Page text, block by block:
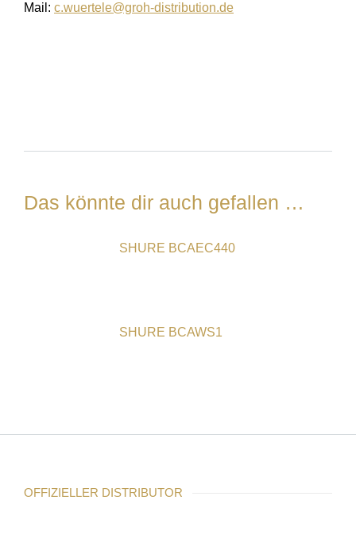
Mail: c.wuertele@groh-distribution.de
Das könnte dir auch gefallen …
SHURE BCAEC440
SHURE BCAWS1
OFFIZIELLER DISTRIBUTOR